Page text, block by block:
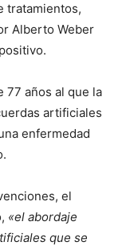
tratamientos,
Alberto Weber
77 años al que la
artificiales
enfermedad
el
«el abordaje
que se